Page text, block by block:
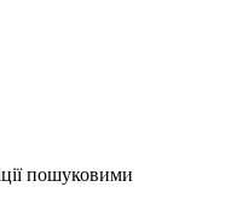
пошуковими